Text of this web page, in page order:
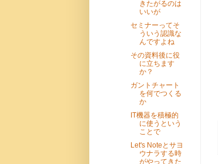
きたがるのは
いいが
セミナーってそ
ういう認識な
んですよね
その資料後に役
に立ちます
か？
ガントチャート
を何でつくる
か
IT機器を積極的
に使うという
ことで
Let's Noteとサヨ
ウナラする時
がやってきた